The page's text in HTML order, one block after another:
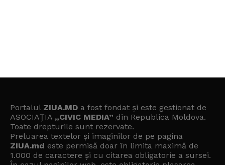
Portalul ZIUA.MD a fost fondat și este gestionat de
ASOCIAȚIA „CIVIC MEDIA” din Republica Moldova.
Toate drepturile sunt rezervate.
Preluarea textelor și imaginilor de pe pagina
ZIUA.md este permisă doar în limita maximă de
1.000 de caractere și cu citarea obligatorie a sursei.